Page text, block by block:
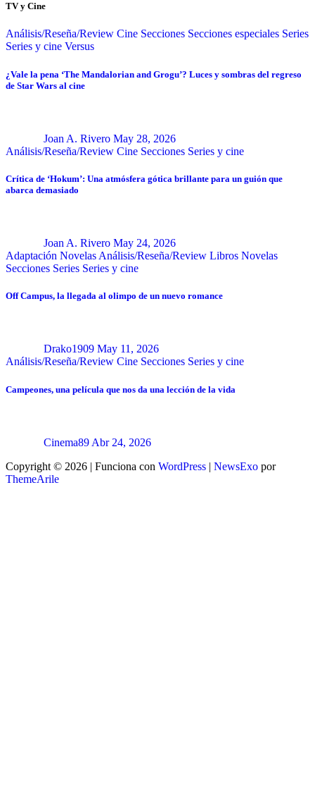
TV y Cine
Análisis/Reseña/Review Cine Secciones Secciones especiales Series
Series y cine Versus
¿Vale la pena ‘The Mandalorian and Grogu’? Luces y sombras del regreso
de Star Wars al cine
Joan A. Rivero May 28, 2026
Análisis/Reseña/Review Cine Secciones Series y cine
Crítica de ‘Hokum’: Una atmósfera gótica brillante para un guión que
abarca demasiado
Joan A. Rivero May 24, 2026
Adaptación Novelas Análisis/Reseña/Review Libros Novelas
Secciones Series Series y cine
Off Campus, la llegada al olimpo de un nuevo romance
Drako1909 May 11, 2026
Análisis/Reseña/Review Cine Secciones Series y cine
Campeones, una película que nos da una lección de la vida
Cinema89 Abr 24, 2026
Copyright © 2026 | Funciona con WordPress | NewsExo por
ThemeArile